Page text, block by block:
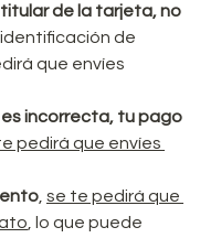
titular de la tarjeta, no
identificación de
que envíes
incorrecta, tu pago
pedirá que envíes
se te pedirá que
, lo que puede